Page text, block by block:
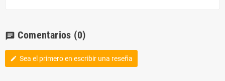
chat Comentarios (0)
edit Sea el primero en escribir una reseña